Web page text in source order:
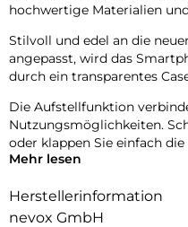
hochwertige Materialien
Stilvoll und edel an die
angepasst, wird das
durch ein transparentes
Die Aufstellfunktion
Nutzungsmöglichkeiten.
oder klappen Sie einfach
Bedienung kinderleicht und
ungewollt.
Mehr lesen
Herstellerinformation
nevox GmbH